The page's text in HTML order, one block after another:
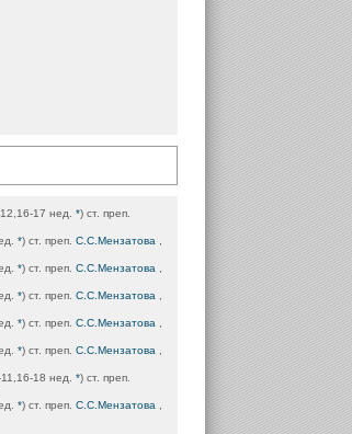
17 нед. *) ст. преп.
*) ст. преп. С.С.Мензатова
*) ст. преп. С.С.Мензатова
*) ст. преп. С.С.Мензатова
*) ст. преп. С.С.Мензатова
*) ст. преп. С.С.Мензатова
18 нед. *) ст. преп.
*) ст. преп. С.С.Мензатова